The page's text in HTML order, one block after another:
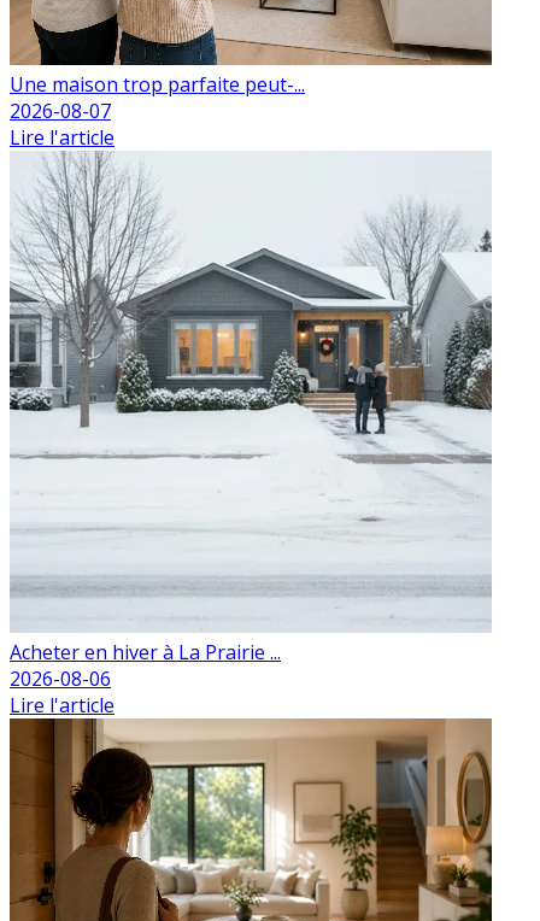
Une maison trop parfaite peut-...
2026-08-07
Lire l'article
Acheter en hiver à La Prairie ...
2026-08-06
Lire l'article